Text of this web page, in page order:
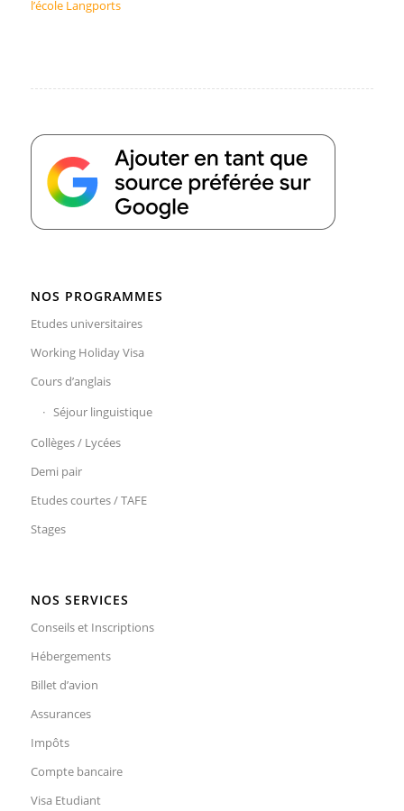
l’école Langports
NOS PROGRAMMES
Etudes universitaires
Working Holiday Visa
Cours d’anglais
Séjour linguistique
Collèges / Lycées
Demi pair
Etudes courtes / TAFE
Stages
NOS SERVICES
Conseils et Inscriptions
Hébergements
Billet d’avion
Assurances
Impôts
Compte bancaire
Visa Etudiant